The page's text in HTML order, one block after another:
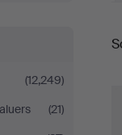
(12,249)
(21)